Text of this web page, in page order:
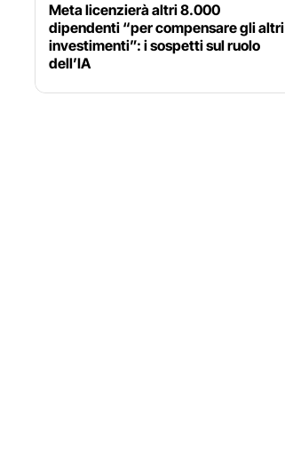
Meta licenzierà altri 8.000
dipendenti “per compensare gli altri
investimenti”: i sospetti sul ruolo
dell’IA